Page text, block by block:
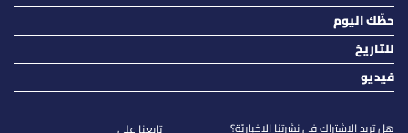
حظّك اليوم
للتاريخ
فيديو
هل تريد الاشتراك في نشرتنا الاخباريّة؟ تابعنا على